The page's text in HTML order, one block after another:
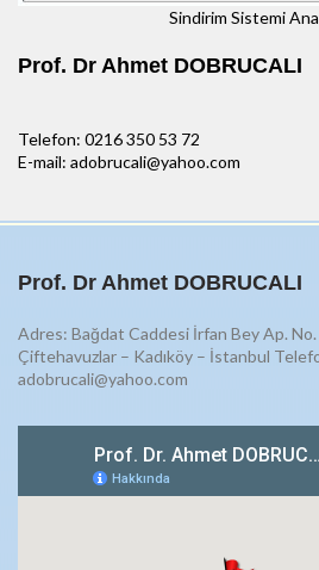
Sindirim Sistemi
Prof. Dr Ahmet DOBRUCALI
Telefon: 0216 350 53 72
E-mail: adobrucali@yahoo.com
Prof. Dr Ahmet DOBRUCALI
Adres: Bağdat Caddesi İrfan Bey Ap.
Çiftehavuzlar – Kadıköy – İstanbul
adobrucali@yahoo.com